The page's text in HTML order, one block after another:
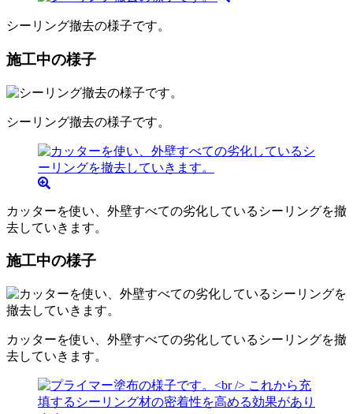
シーリング撤去の様子です。
施工中の様子
シーリング撤去の様子です。
カッターを使い、外壁すべての劣化しているシーリングを撤
去していきます。
施工中の様子
カッターを使い、外壁すべての劣化しているシーリングを撤
去していきます。